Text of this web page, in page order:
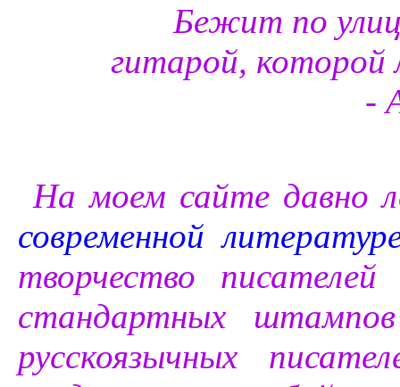
Бежит по
гитарой, которой
- А
На моем сайте давно
современной
творчество
стандартных
русскоязычных